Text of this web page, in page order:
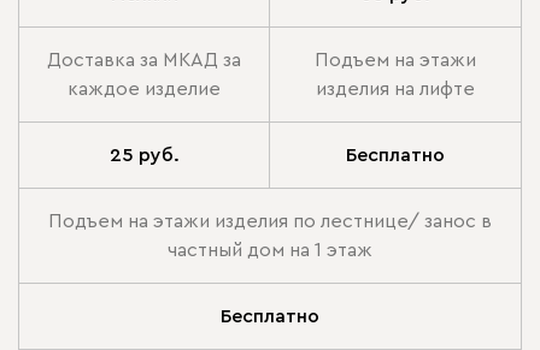
Доставка за МКАД за
каждое изделие
Подъем на этажи
изделия на лифте
25 руб. Бесплатно
Подъем на этажи изделия по лестнице/ занос в
частный дом на 1 этаж
Бесплатно